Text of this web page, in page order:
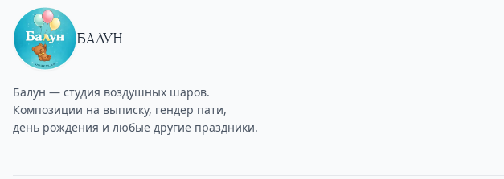
БАЛУН
Балун — студия воздушных шаров.
Композиции на выписку, гендер пати,
день рождения и любые другие праздники.